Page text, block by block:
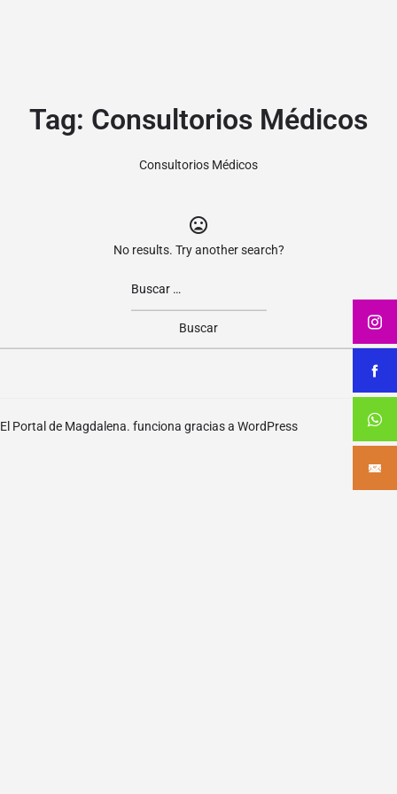
Tag: Consultorios Médicos
Consultorios Médicos
No results. Try another search?
El Portal de Magdalena. funciona gracias a WordPress